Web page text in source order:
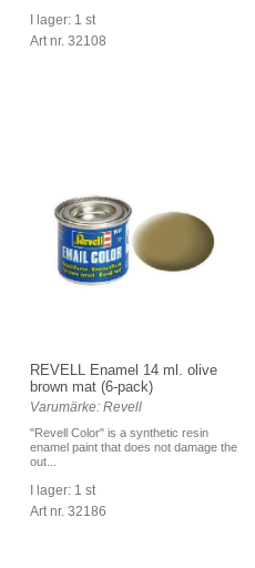
I lager: 1 st
Art nr. 32108
REVELL Enamel 14 ml. olive
brown mat (6-pack)
Varumärke: Revell
"Revell Color" is a synthetic resin
enamel paint that does not damage the
out...
I lager: 1 st
Art nr. 32186